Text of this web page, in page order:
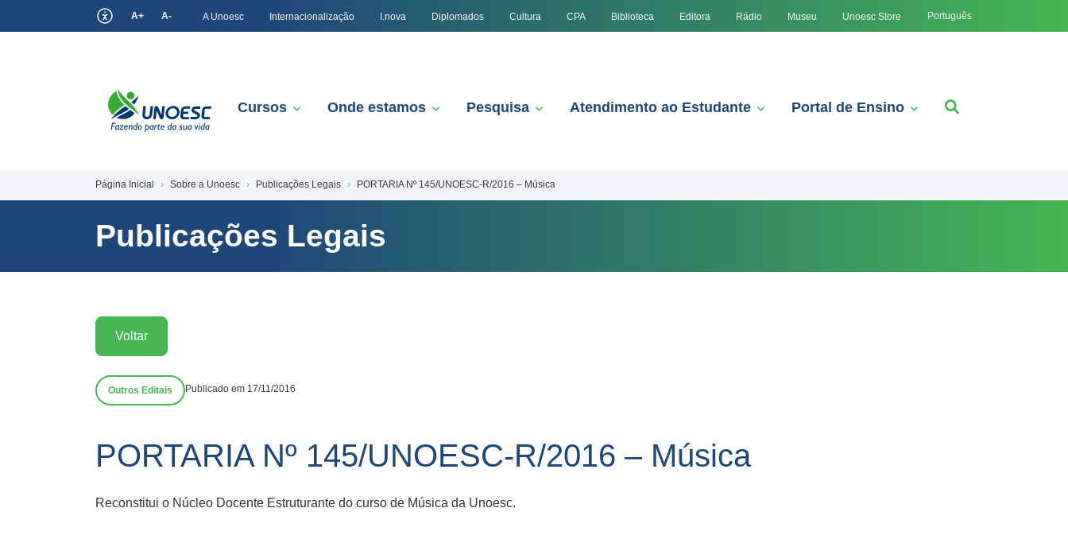
A+ A- A Unoesc Internacionalização I.nova Diplomados Cultura CPA Biblioteca Editora Rádio Museu Unoesc Store Português
Cursos Onde estamos Pesquisa Atendimento ao Estudante Portal de Ensino
Página Inicial Sobre a Unoesc Publicações Legais PORTARIA Nº 145/UNOESC-R/2016 – Música
Publicações Legais
Voltar
Outros Editais Publicado em 17/11/2016
PORTARIA Nº 145/UNOESC-R/2016 – Música
Reconstitui o Núcleo Docente Estruturante do curso de Música da Unoesc.